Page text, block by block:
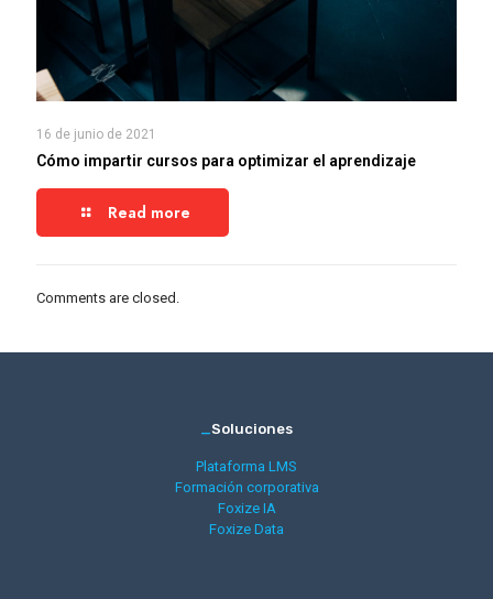
16 de junio de 2021
Cómo impartir cursos para optimizar el aprendizaje
Read more
Comments are closed.
_Soluciones
Plataforma LMS
Formación corporativa
Foxize IA
Foxize Data